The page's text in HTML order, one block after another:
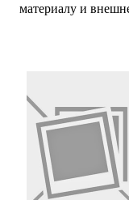
материалу и